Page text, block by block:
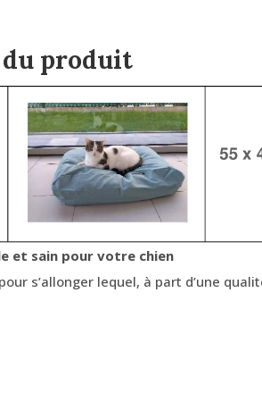
produit
et sain pour votre chien
s’allonger lequel, à part d’une